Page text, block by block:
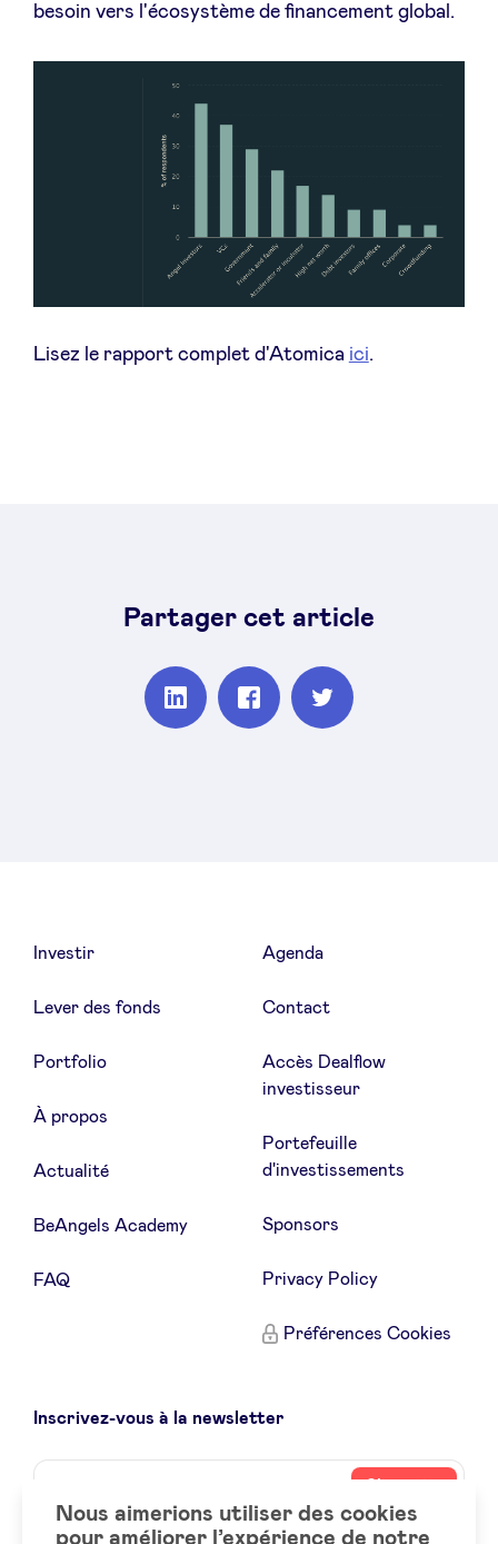
besoin vers l'écosystème de financement global.
Lisez le rapport complet d'Atomica ici.
Partager cet article
PartagerPartagerPartager
Investir
Lever des fonds
Portfolio
À propos
Actualité
BeAngels Academy
FAQ
Agenda
Contact
Accès Dealflow
investisseur
Portefeuille
d'investissements
Sponsors
Privacy Policy
Préférences Cookies
Inscrivez-vous à la newsletter
Name
Votre
emailNous aimerions utiliser des cookies
pour améliorer l’expérience de notre